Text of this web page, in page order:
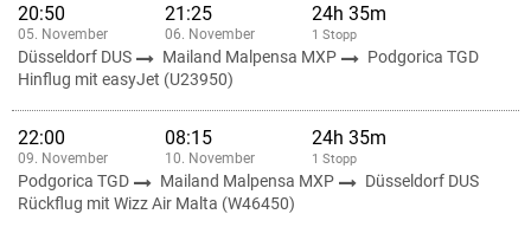
20:50
05. November
21:25
06. November
24h 35m
1 Stopp
Düsseldorf DUS Mailand Malpensa MXP
Podgorica TGD
Hinflug mit easyJet (U23950)
22:00
09. November
08:15
10. November
24h 35m
1 Stopp
Podgorica TGD Mailand Malpensa MXP
Düsseldorf DUS
Rückflug mit Wizz Air Malta (W46450)